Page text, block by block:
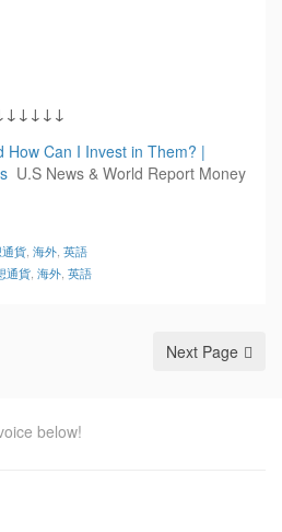
How Can I Invest in Them? |
U.S News & World Report Money
貨 海外 英語
通貨 海外 英語
Next Page
below!